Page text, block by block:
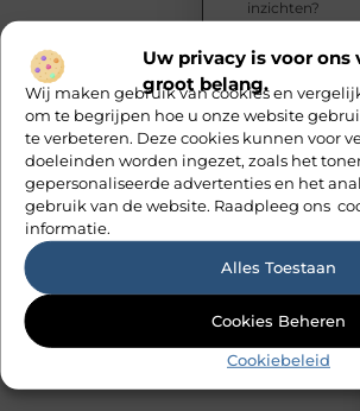
Uw privacy is voor ons
groot belang.
Wij maken gebruik van cookies en
om te begrijpen hoe u onze website
te verbeteren. Deze cookies kunnen voor
doeleinden worden ingezet, zoals het
gepersonaliseerde advertenties en het
gebruik van de website. Raadpleeg ons
informatie.
Alles Toestaan
Cookies Beheren
Cookiebeleid
inzichten?
ons platform
lezers die
jouw content
waarderen.
Plaats
je
eerste